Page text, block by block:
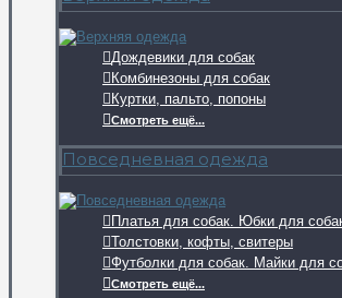
Дождевики для собак
Комбинезоны для собак
Куртки, пальто, попоны
Смотреть ещё...
Повседневная одежда
Платья для собак. Юбки для
Толстовки, кофты, свитеры
Футболки для собак. Майки для
Смотреть ещё...